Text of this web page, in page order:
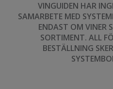
VINGUIDEN HAR
SAMARBETE MED
ENDAST OM VINER
SORTIMENT. ALL
BESTÄLLNING